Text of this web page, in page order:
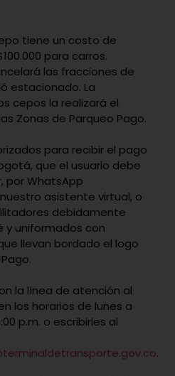
tiene un costo de
para carros.
las fracciones de
estacionado. La
cepos la realizará el
Zonas de Parqueo Pago.
para recibir el pago
que el usuario debe
por WhatsApp
asistente virtual, o
debidamente
y uniformados con
llevan bordado el logo
la línea de atención al
los horarios de lunes a
p.m. o escribirles al
.